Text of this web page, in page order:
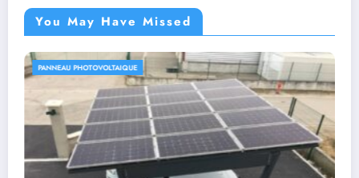
You May Have Missed
PANNEAU PHOTOVOLTAIQUE